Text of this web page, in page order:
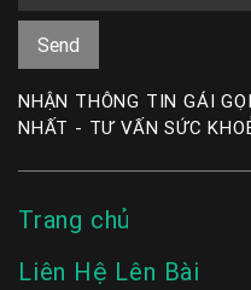
NHẬN THÔNG TIN GÁI
NHẤT - TƯ VẤN SỨC
Trang chủ
Liên Hệ Lên Bài